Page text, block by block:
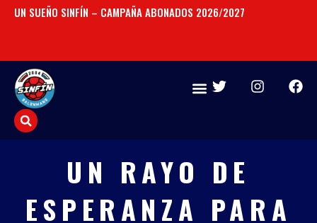
UN SUEÑO SINFÍN – CAMPAÑA ABONADOS 2026/2027
T
t
r
I
a
m
F
b
UN RAYO DE
ESPERANZA PARA